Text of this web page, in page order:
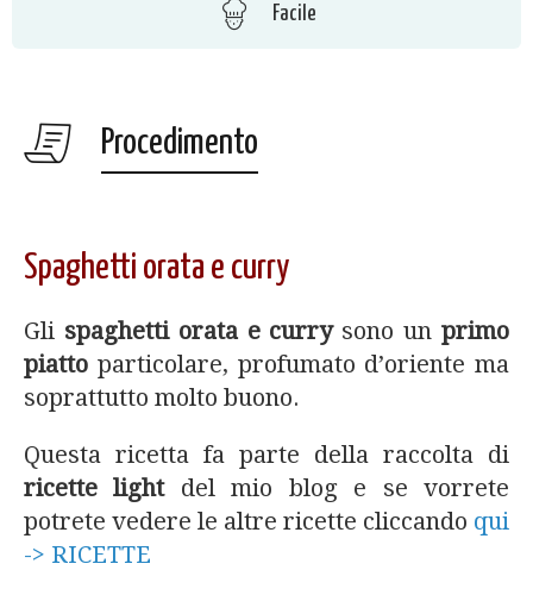
Facile
Procedimento
Spaghetti orata e curry
Gli spaghetti orata e currysono unprimo
piatto particolare, profumato d’oriente ma
soprattutto molto buono.
Questa ricetta fa parte della raccolta di
ricette lightdel mio blog e se vorrete
potrete vedere le altre ricette cliccando qui
-> RICETTE